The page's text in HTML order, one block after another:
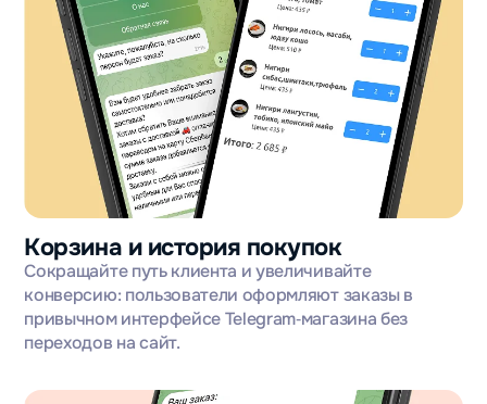
Корзина и история покупок
Сокращайте путь клиента и увеличивайте
конверсию: пользователи оформляют заказы в
привычном интерфейсе Telegram‑магазина без
переходов на сайт.